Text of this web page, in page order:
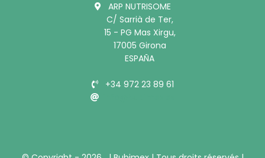
ARP NUTRISOME
C/ Sarrià de Ter,
15 - PG Mas Xirgu,
17005 Girona
ESPAÑA
+34 972 23 89 61